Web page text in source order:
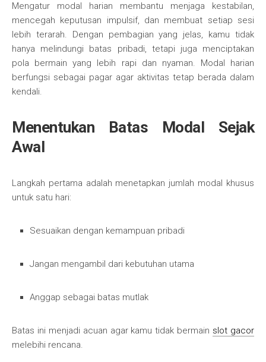
Mengatur modal harian membantu menjaga kestabilan,
mencegah keputusan impulsif, dan membuat setiap sesi
lebih terarah. Dengan pembagian yang jelas, kamu tidak
hanya melindungi batas pribadi, tetapi juga menciptakan
pola bermain yang lebih rapi dan nyaman. Modal harian
berfungsi sebagai pagar agar aktivitas tetap berada dalam
kendali.
Menentukan Batas Modal Sejak
Awal
Langkah pertama adalah menetapkan jumlah modal khusus
untuk satu hari:
Sesuaikan dengan kemampuan pribadi
Jangan mengambil dari kebutuhan utama
Anggap sebagai batas mutlak
Batas ini menjadi acuan agar kamu tidak bermain slot gacor
melebihi rencana.